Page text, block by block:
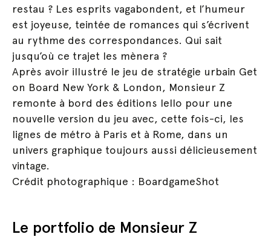
restau ? Les esprits vagabondent, et l’humeur
est joyeuse, teintée de romances qui s’écrivent
au rythme des correspondances. Qui sait
jusqu’où ce trajet les mènera ?
Après avoir illustré le jeu de stratégie urbain Get
on Board New York & London, Monsieur Z
remonte à bord des éditions Iello pour une
nouvelle version du jeu avec, cette fois-ci, les
lignes de métro à Paris et à Rome, dans un
univers graphique toujours aussi délicieusement
vintage.
Crédit photographique : BoardgameShot
Le portfolio de Monsieur Z